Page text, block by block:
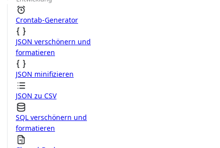
Crontab-Generator
JSON verschönern und
formatieren
JSON minifizieren
JSON zu CSV
SQL verschönern und
formatieren